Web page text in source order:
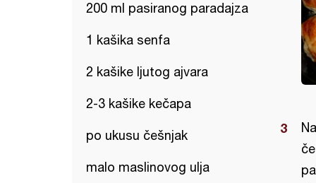
200 ml pasiranog paradajza
1 kašika senfa
2 kašike ljutog ajvara
2-3 kašike kečapa
po ukusu češnjak
malo maslinovog ulja